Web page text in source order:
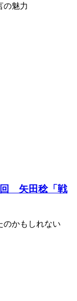
の魅力
回 矢田稔「戦
のかもしれない